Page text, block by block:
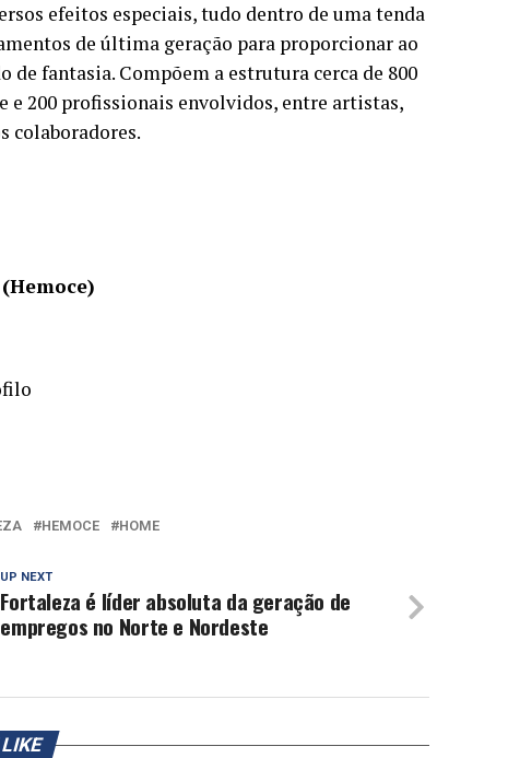
efeitos especiais, tudo dentro de uma tenda
de última geração para proporcionar ao
fantasia. Compõem a estrutura cerca de 800
e 200 profissionais envolvidos, entre artistas,
colaboradores.
HEMOCE HOME
UP NEXT
Fortaleza é líder absoluta da geração de
empregos no Norte e Nordeste
LIKE